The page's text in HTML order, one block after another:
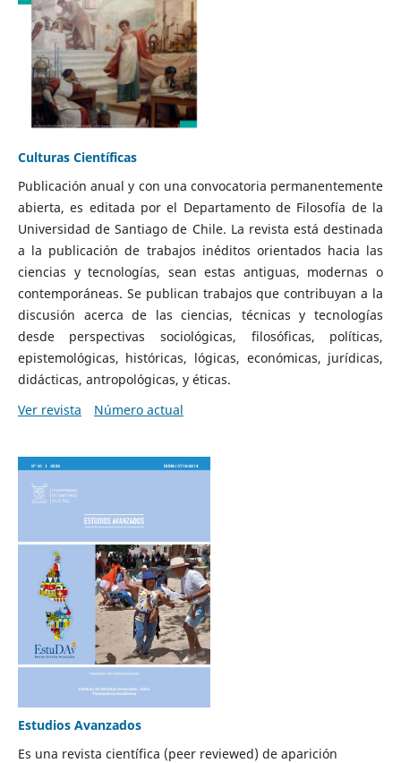
Culturas Científicas
Publicación anual y con una convocatoria permanentemente
abierta, es editada por el Departamento de Filosofía de la
Universidad de Santiago de Chile. La revista está destinada
a la publicación de trabajos inéditos orientados hacia las
ciencias y tecnologías, sean estas antiguas, modernas o
contemporáneas. Se publican trabajos que contribuyan a la
discusión acerca de las ciencias, técnicas y tecnologías
desde perspectivas sociológicas, filosóficas, políticas,
epistemológicas, históricas, lógicas, económicas, jurídicas,
didácticas, antropológicas, y éticas.
Ver revista
Número actual
Estudios Avanzados
Es una revista científica (peer reviewed) de aparición